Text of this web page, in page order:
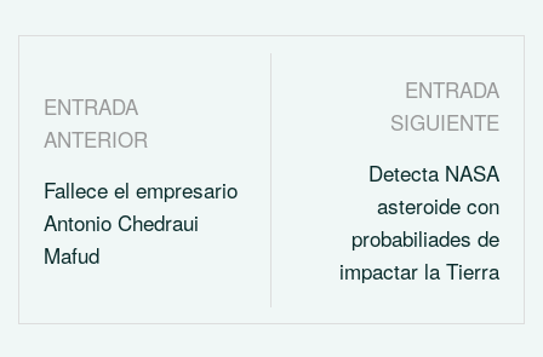
ENTRADA
ANTERIOR
Fallece el empresario
Antonio Chedraui
Mafud
ENTRADA
SIGUIENTE
Detecta NASA
asteroide con
probabiliades de
impactar la Tierra